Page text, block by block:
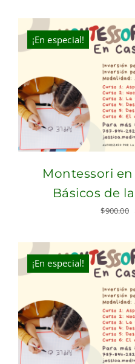
¡En especial!
Montessori en
Básicos de
$900.00
¡En especial!